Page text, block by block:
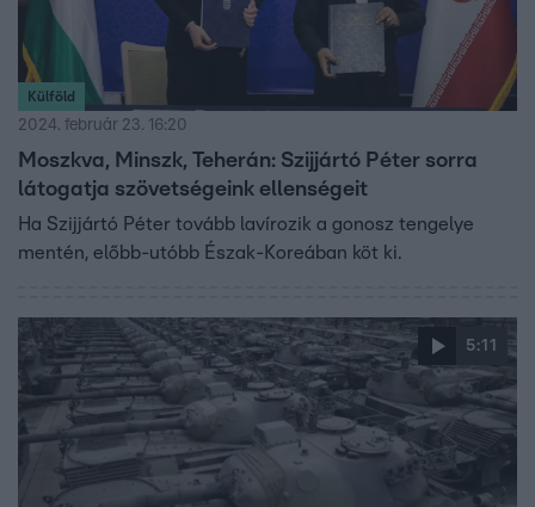
Külföld
2024. február 23. 16:20
Moszkva, Minszk, Teherán: Szijjártó Péter sorra
látogatja szövetségeink ellenségeit
Ha Szijjártó Péter tovább lavírozik a gonosz tengelye
mentén, előbb-utóbb Észak-Koreában köt ki.
5:11